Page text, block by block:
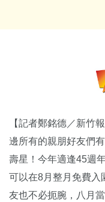
【記者鄭銘德／新竹
邊所有的親朋好友們
壽星！今年適逢45週
可以在8月整月免費入
友也不必扼腕，八月